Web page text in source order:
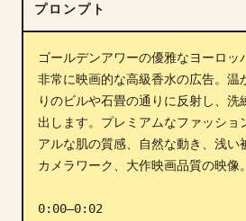
プロンプト
ゴールデンアワーの優雅なヨーロッ
非常に映画的な高級香水の広告。温
りのビルや石畳の通りに反射し、洗
出します。プレミアムなファッショ
アルな肌の質感、自然な動き、浅い
カメラワーク、大作映画品質の映像。
0:00–0:02